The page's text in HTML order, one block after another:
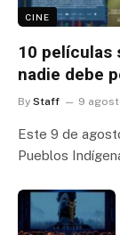
CINE
10 películas
nadie debe
By Staff 9
Este 9 de
Pueblos